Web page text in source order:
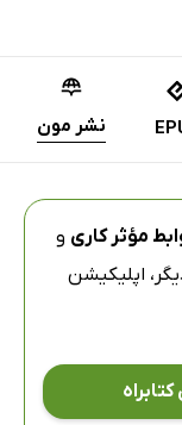
نشر مون
مؤثر کاری و
اپلیکیشن